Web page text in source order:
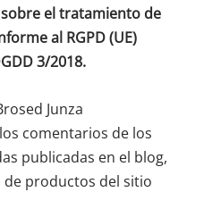
el tratamiento de
al RGPD (UE)
3/2018.
Junza
comentarios de los
publicadas en el blog,
de productos del sitio